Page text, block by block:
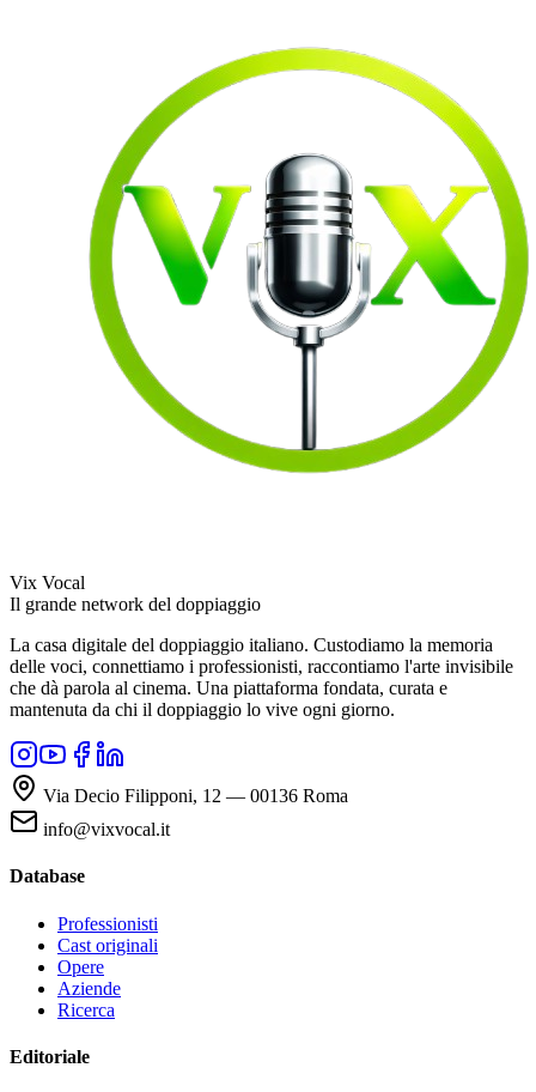
Vix Vocal
Il grande network del doppiaggio
La casa digitale del doppiaggio italiano. Custodiamo la memoria
delle voci, connettiamo i professionisti, raccontiamo l'arte invisibile
che dà parola al cinema. Una piattaforma fondata, curata e
mantenuta da chi il doppiaggio lo vive ogni giorno.
Via Decio Filipponi, 12 — 00136 Roma
info@vixvocal.it
Database
Professionisti
Cast originali
Opere
Aziende
Ricerca
Editoriale